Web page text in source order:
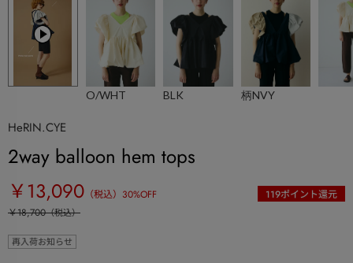
O/WHT BLK 柄NVY
HeRIN.CYE
2way balloon hem tops
￥13,090 （税込） 30%OFF 119ポイント還元
￥18,700（税込）
再入荷お知らせ